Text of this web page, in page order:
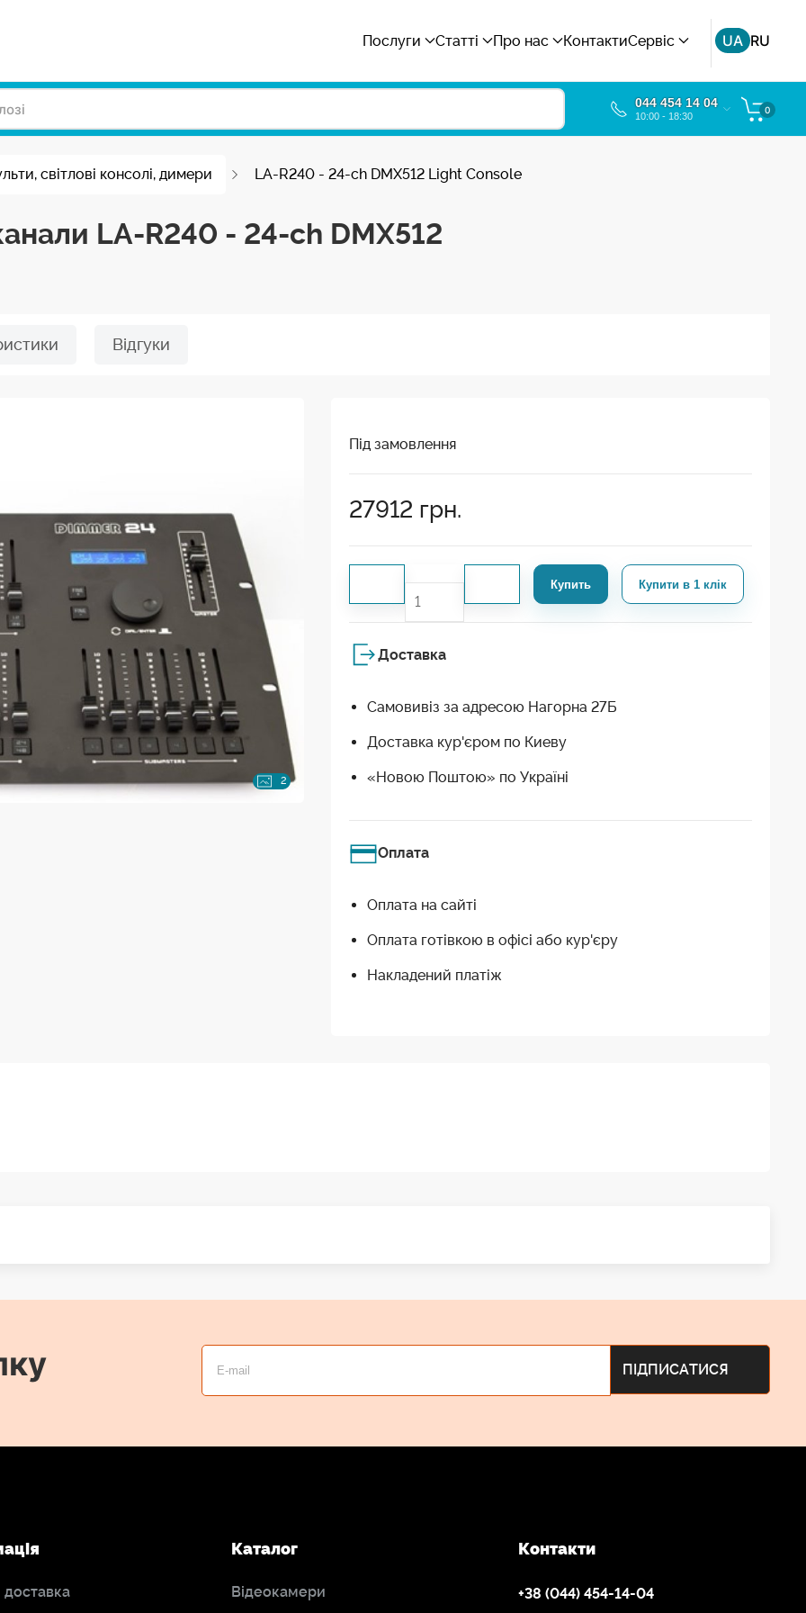
Послуги Статті Про нас КонтактиСервіс UA RU
044 454 14 04
10:00 - 18:30
0
світлові консолі, димери LA-R240 - 24-ch DMX512 Light Console
LA-R240 - 24-ch DMX512
Відгуки
2
Під замовлення
27912 грн.
Купить Купити в 1 клік
Доставка
Самовивіз за адресою Нагорна 27Б
Доставка кур'єром по Киеву
«Новою Поштою» по Україні
Оплата
Оплата на сайті
Оплата готівкою в офісі або кур'єру
Накладений платіж
доставка
Каталог
Відеокамери
Контакти
+38 (044) 454-14-04